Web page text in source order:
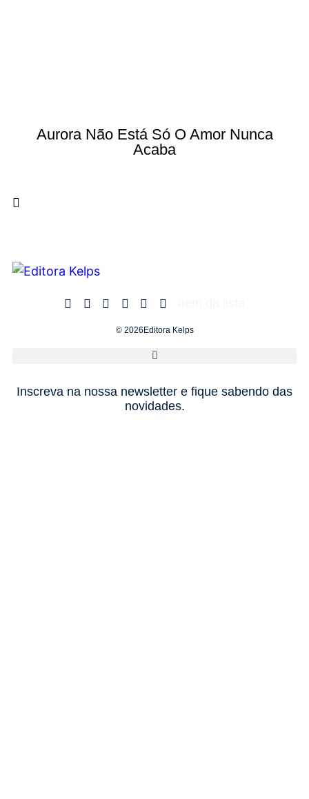
Aurora Não Está Só O Amor Nunca
Acaba
© 2026Editora Kelps
Inscreva na nossa newsletter e fique sabendo das
novidades.